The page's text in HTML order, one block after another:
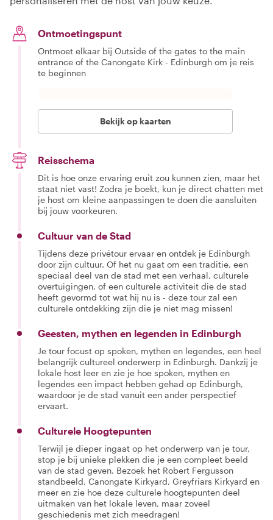
Ontmoetingspunt
Ontmoet elkaar bij Outside of the gates to the main
entrance of the Canongate Kirk - Edinburgh om je reis
te beginnen
Bekijk op kaarten
Reisschema
Dit is hoe onze ervaring eruit zou kunnen zien, maar het
staat niet vast! Zodra je boekt, kun je direct chatten met
je host om kleine aanpassingen te doen die aansluiten
bij jouw voorkeuren.
Cultuur van de Stad
Tijdens deze privétour ervaar en ontdek je Edinburgh
door zijn cultuur. Of het nu gaat om een traditie, een
speciaal deel van de stad met een verhaal, culturele
overtuigingen, of een culturele activiteit die de stad
heeft gevormd tot wat hij nu is - deze tour zal een
culturele ontdekking zijn die je niet mag missen!
Geesten, mythen en legenden in Edinburgh
Je tour focust op spoken, mythen en legendes, een heel
belangrijk cultureel onderwerp in Edinburgh. Dankzij je
lokale host leer en zie je hoe spoken, mythen en
legendes een impact hebben gehad op Edinburgh,
waardoor je de stad vanuit een ander perspectief
ervaart.
Culturele Hoogtepunten
Terwijl je dieper ingaat op het onderwerp van je tour,
stop je bij unieke plekken die je een compleet beeld
van de stad geven. Bezoek het Robert Fergusson
standbeeld, Canongate Kirkyard, Greyfriars Kirkyard en
meer en zie hoe deze culturele hoogtepunten deel
uitmaken van het lokale leven, maar zoveel
geschiedenis met zich meedragen!